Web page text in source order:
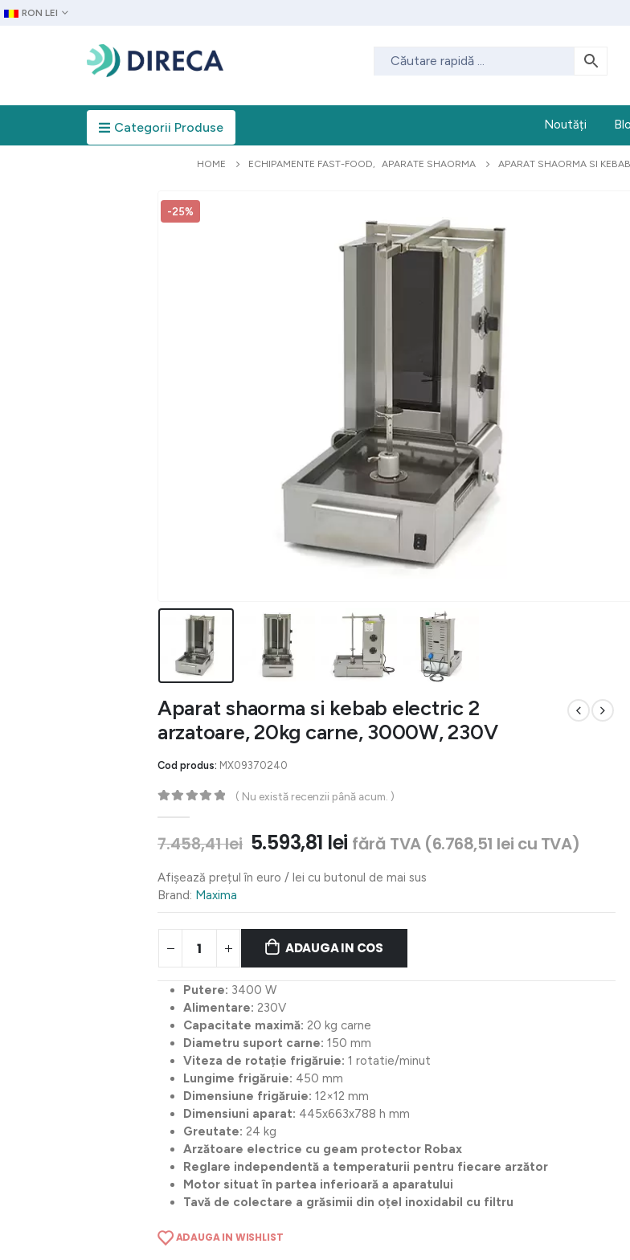
RON LEI
Categorii Produse Noutăți
HOME ECHIPAMENTE FAST-FOOD, APARATE SHAORMA APARAT SHAORMA SI
-25%
Aparat shaorma si kebab electric 2
arzatoare, 20kg carne, 3000W, 230V
Cod produs: MX09370240
( Nu există recenzii până acum. )
7.458,41lei Prețul
a
7.458,41 lei.
5.593,81 leiPrețul
este:
fără TVA (6.768,51 lei cu TVA)
Afișează prețul în euro / lei cu butonul de mai sus
Brand: Maxima
ADAUGA IN COS
Putere: 3400 W
Alimentare: 230V
Capacitate maximă: 20 kg carne
Diametru suport carne: 150 mm
Viteza de rotație frigăruie: 1 rotatie/minut
Lungime frigăruie: 450 mm
Dimensiune frigăruie: 12×12 mm
Dimensiuni aparat: 445x663x788 h mm
Greutate: 24 kg
Arzătoare electrice cu geam protector Robax
Reglare independentă a temperaturii pentru fiecare arzător
Motor situat în partea inferioară a aparatului
Tavă de colectare a grăsimii din oțel inoxidabil cu filtru
ADAUGA IN WISHLIST